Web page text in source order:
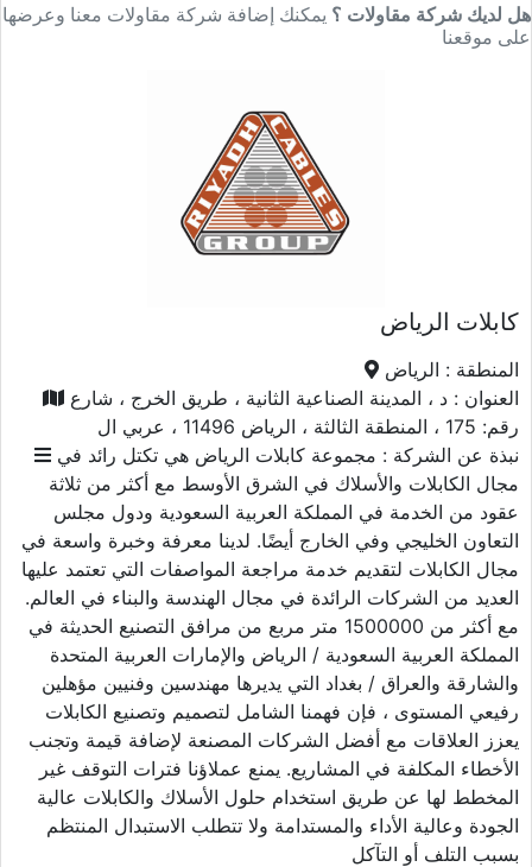
هل لديك شركة مقاولات ؟ يمكنك إضافة شركة مقاولات معنا وعرضها
على موقعنا
كابلات الرياض
المنطقة : الرياض
العنوان : د ، المدينة الصناعية الثانية ، طريق الخرج ، شارع
رقم: 175 ، المنطقة الثالثة ، الرياض 11496 ، عربي ال
نبذة عن الشركة : مجموعة كابلات الرياض هي تكتل رائد في
مجال الكابلات والأسلاك في الشرق الأوسط مع أكثر من ثلاثة
عقود من الخدمة في المملكة العربية السعودية ودول مجلس
التعاون الخليجي وفي الخارج أيضًا. لدينا معرفة وخبرة واسعة في
مجال الكابلات لتقديم خدمة مراجعة المواصفات التي تعتمد عليها
العديد من الشركات الرائدة في مجال الهندسة والبناء في العالم.
مع أكثر من 1500000 متر مربع من مرافق التصنيع الحديثة في
المملكة العربية السعودية / الرياض والإمارات العربية المتحدة
والشارقة والعراق / بغداد التي يديرها مهندسين وفنيين مؤهلين
رفيعي المستوى ، فإن فهمنا الشامل لتصميم وتصنيع الكابلات
يعزز العلاقات مع أفضل الشركات المصنعة لإضافة قيمة وتجنب
الأخطاء المكلفة في المشاريع. يمنع عملاؤنا فترات التوقف غير
المخطط لها عن طريق استخدام حلول الأسلاك والكابلات عالية
الجودة وعالية الأداء والمستدامة ولا تتطلب الاستبدال المنتظم
بسبب التلف أو التآكل